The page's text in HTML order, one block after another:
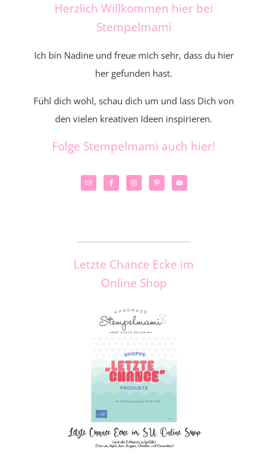
Herzlich Willkommen hier bei
Stempelmami
Ich bin Nadine und freue mich sehr, dass du hier
her gefunden hast.
Fühl dich wohl, schau dich um und lass Dich von
den vielen kreativen Ideen inspirieren.
Folge Stempelmami auch hier!
Letzte Chance Ecke im
Online Shop